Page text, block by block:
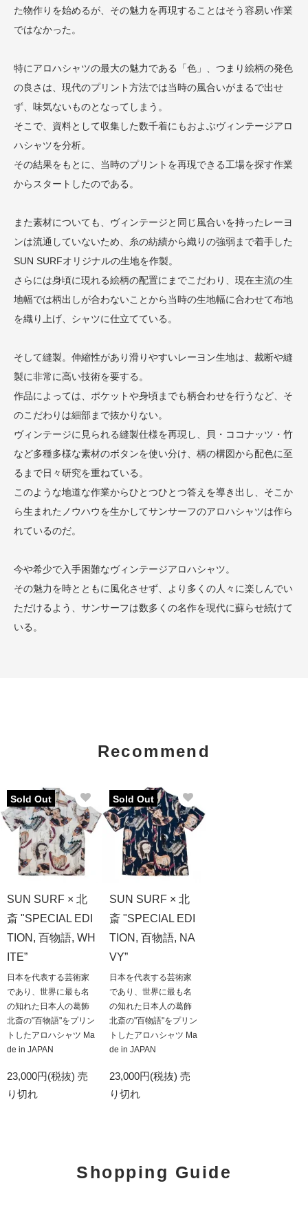
た物作りを始めるが、その魅力を再現することはそう容易い作業
ではなかった。
特にアロハシャツの最大の魅力である「色」、つまり絵柄の発色
の良さは、現代のプリント方法では当時の風合いがまるで出せ
ず、味気ないものとなってしまう。
そこで、資料として収集した数千着にもおよぶヴィンテージアロ
ハシャツを分析。
その結果をもとに、当時のプリントを再現できる工場を探す作業
からスタートしたのである。
また素材についても、ヴィンテージと同じ風合いを持ったレーヨ
ンは流通していないため、糸の紡績から織りの強弱まで着手した
SUN SURFオリジナルの生地を作製。
さらには身頃に現れる絵柄の配置にまでこだわり、現在主流の生
地幅では柄出しが合わないことから当時の生地幅に合わせて布地
を織り上げ、シャツに仕立てている。
そして縫製。伸縮性があり滑りやすいレーヨン生地は、裁断や縫
製に非常に高い技術を要する。
作品によっては、ポケットや身頃までも柄合わせを行うなど、そ
のこだわりは細部まで抜かりない。
ヴィンテージに見られる縫製仕様を再現し、貝・ココナッツ・竹
など多種多様な素材のボタンを使い分け、柄の構図から配色に至
るまで日々研究を重ねている。
このような地道な作業からひとつひとつ答えを導き出し、そこか
ら生まれたノウハウを生かしてサンサーフのアロハシャツは作ら
れているのだ。
今や希少で入手困難なヴィンテージアロハシャツ。
その魅力を時とともに風化させず、より多くの人々に楽しんでい
ただけるよう、サンサーフは数多くの名作を現代に蘇らせ続けて
いる。
Recommend
Sold Out
SUN SURF × 北
斎 "SPECIAL EDI
TION, 百物語, WH
ITE”
日本を代表する芸術家
であり、世界に最も名
の知れた日本人の葛飾
北斎の"百物語"をプリン
トしたアロハシャツ Ma
de in JAPAN
23,000円(税抜) 売
り切れ
Sold Out
SUN SURF × 北
斎 "SPECIAL EDI
TION, 百物語, NA
VY”
日本を代表する芸術家
であり、世界に最も名
の知れた日本人の葛飾
北斎の"百物語"をプリン
トしたアロハシャツ Ma
de in JAPAN
23,000円(税抜)売
り切れ
Shopping Guide